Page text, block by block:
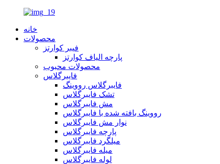
خانه
محصولات
فیبر کوارتز
پارچه الیاف کوارتز
محصولات محبوب
فایبرگلاس
فایبرگلاس رووینگ
تشک فایبرگلاس
مش فایبرگلاس
رووینگ بافته شده با فایبرگلاس
نوار مش فایبرگلاس
پارچه فایبرگلاس
میلگرد فایبرگلاس
میله فایبرگلاس
لوله فایبرگلاس